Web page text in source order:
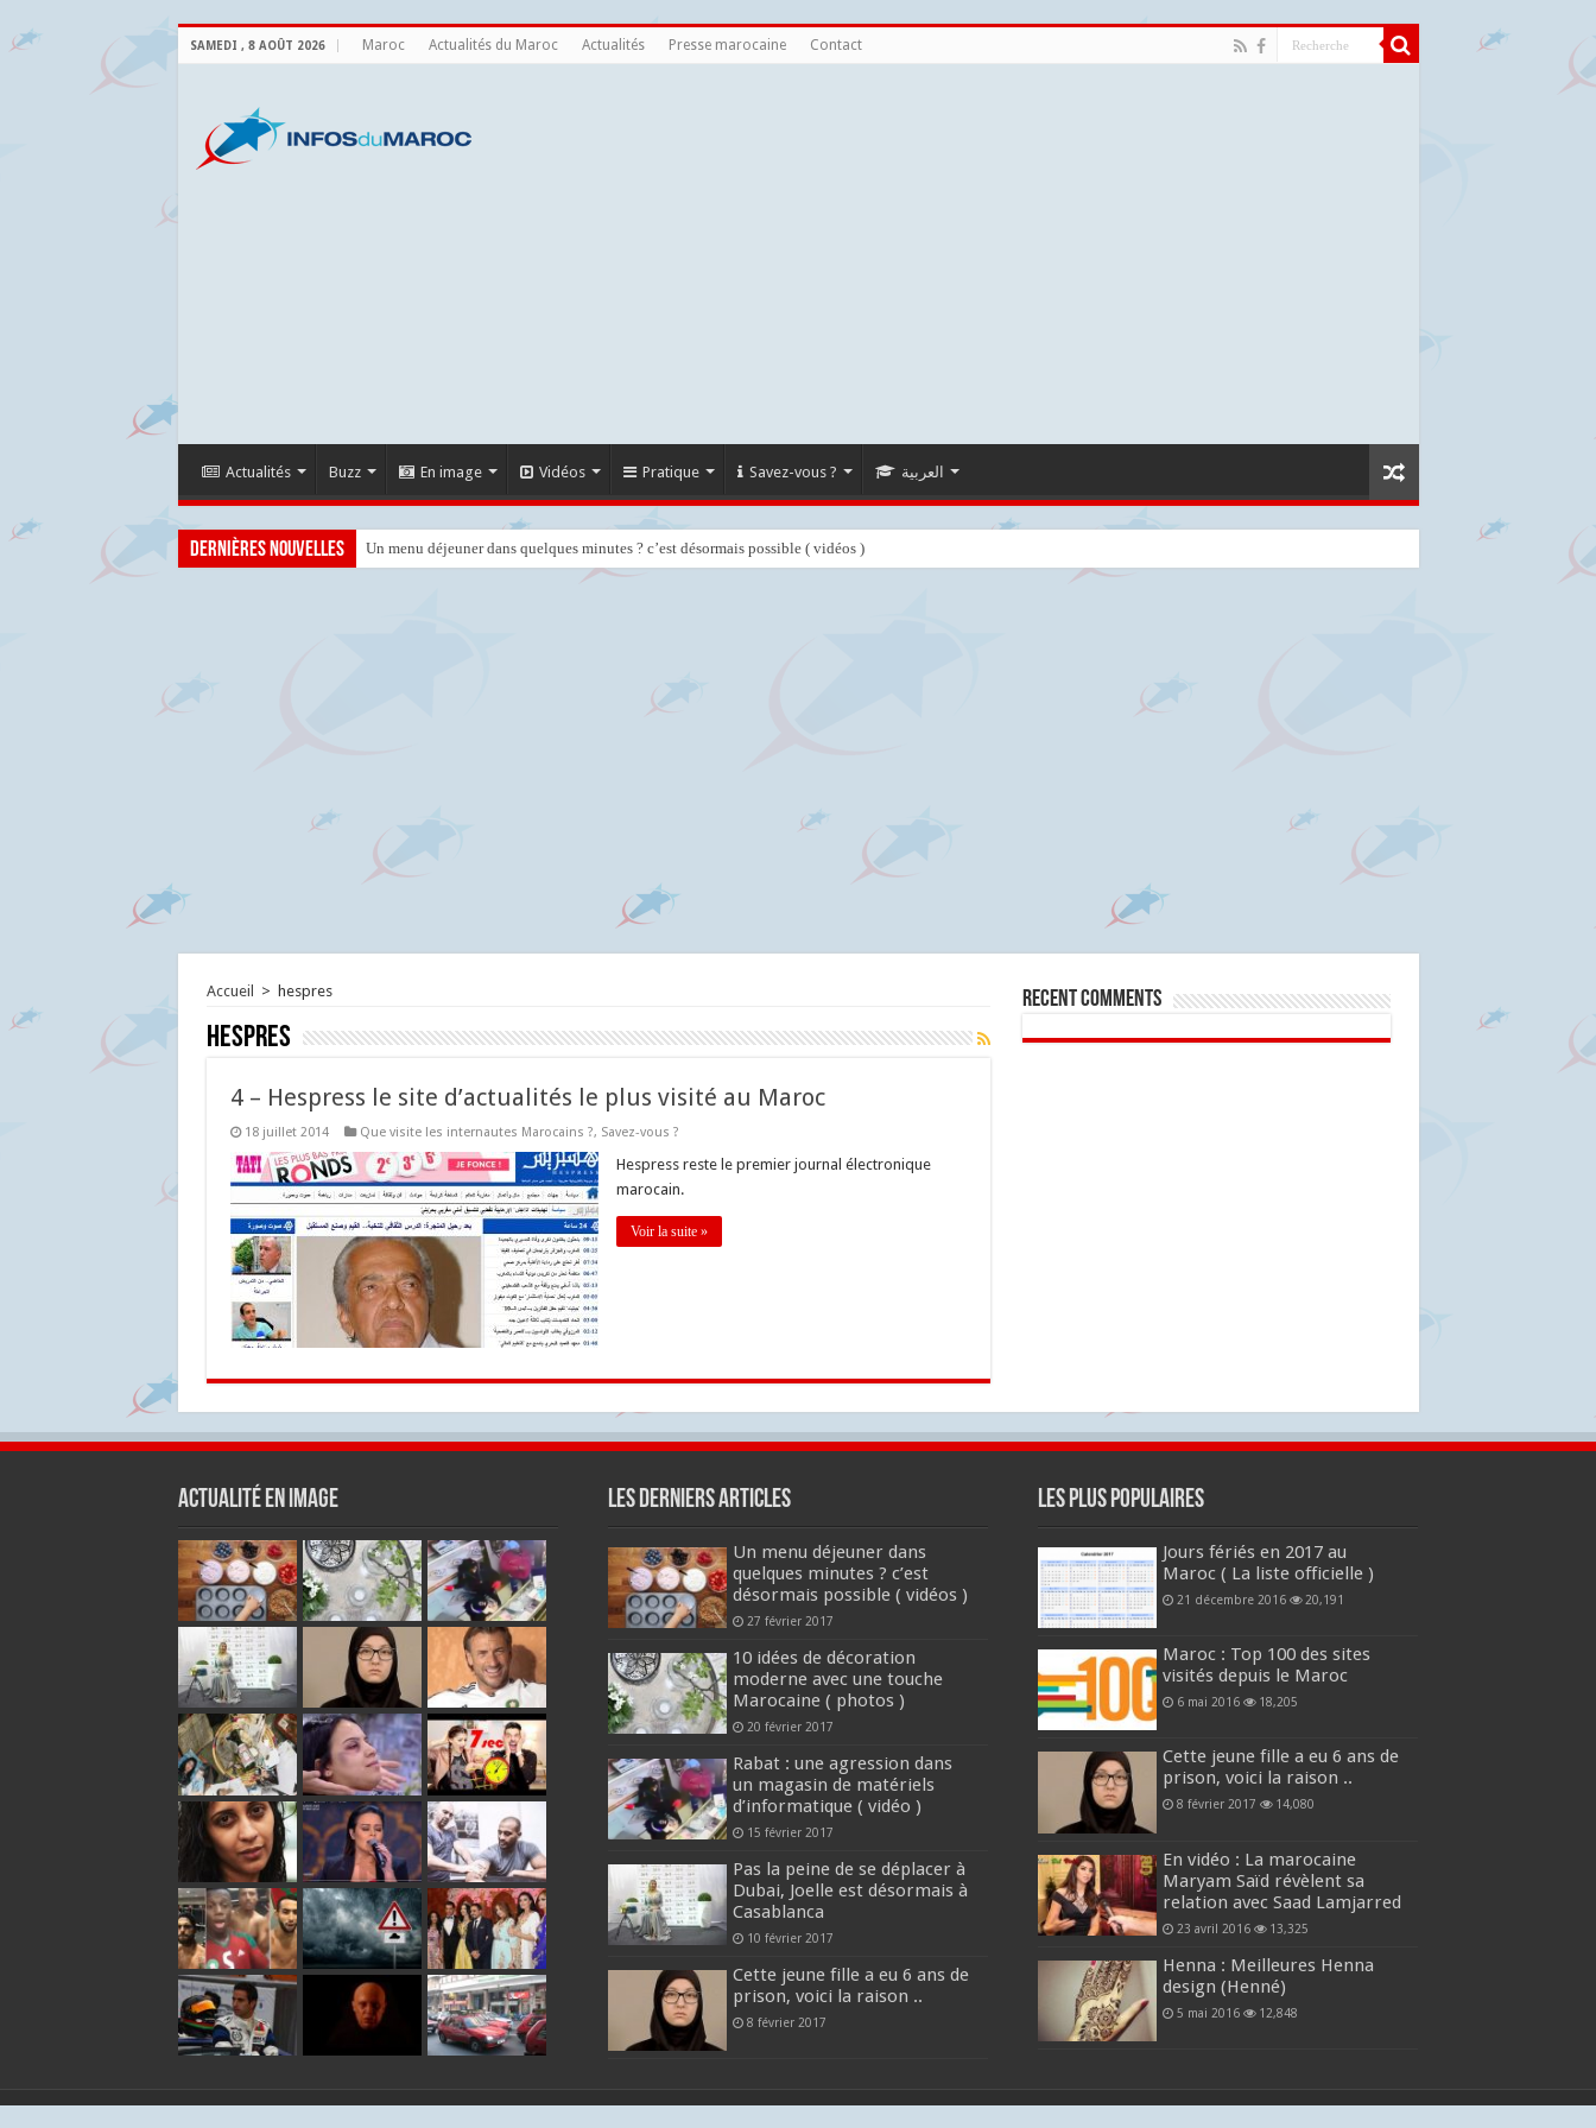
SAMEDI , 8 AOÛT 2026 Maroc Actualités du Maroc Actualités Presse marocaine Contact
Actualités Buzz En image Vidéos Pratique Savez-vous ? العربية
Dernières nouvelles Un menu déjeuner dans quelques minutes ? c’est désormais possible ( vidéos )
Accueil > hespres
hespres
4 – Hespress le site d’actualités le plus visité au Maroc
18 juillet 2014 Que visite les internautes Marocains ?, Savez-vous ?
Hespress reste le premier journal électronique
marocain.
Voir la suite »
Recent Comments
Actualité en Image Les derniers articles
Un menu déjeuner dans
quelques minutes ? c’est
désormais possible ( vidéos )
27 février 2017
10 idées de décoration
moderne avec une touche
Marocaine ( photos )
20 février 2017
Rabat : une agression dans
un magasin de matériels
d’informatique ( vidéo )
15 février 2017
Pas la peine de se déplacer à
Dubai, Joelle est désormais à
Casablanca
10 février 2017
Cette jeune fille a eu 6 ans de
prison, voici la raison ..
8 février 2017
Les plus populaires
Jours fériés en 2017 au
Maroc ( La liste officielle )
21 décembre 2016 20,191
Maroc : Top 100 des sites
visités depuis le Maroc
6 mai 2016 18,205
Cette jeune fille a eu 6 ans de
prison, voici la raison ..
8 février 2017 14,080
En vidéo : La marocaine
Maryam Saïd révèlent sa
relation avec Saad Lamjarred
23 avril 2016 13,325
Henna : Meilleures Henna
design (Henné)
5 mai 2016 12,848